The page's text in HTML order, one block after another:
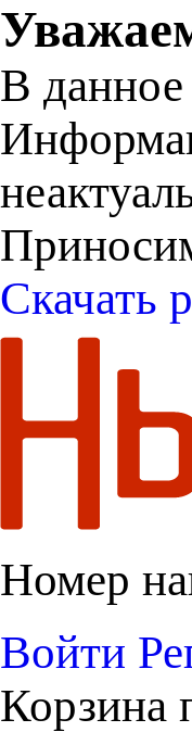
В данное
Скачать
Номер
Войти
Корзина